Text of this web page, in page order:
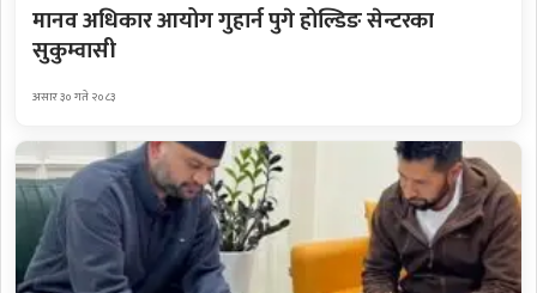
मानव अधिकार आयोग गुहार्न पुगे होल्डिङ सेन्टरका
सुकुम्वासी
असार ३० गते २०८३